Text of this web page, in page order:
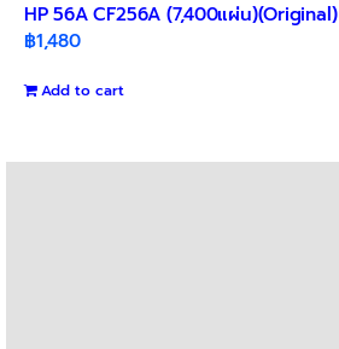
HP 56A CF256A (7,400แผ่น)(Original)
฿1,480
Add to cart